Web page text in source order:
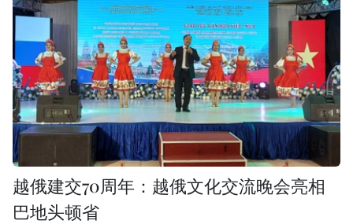
越俄建交70周年：越俄文化交流晚会亮相
巴地头顿省